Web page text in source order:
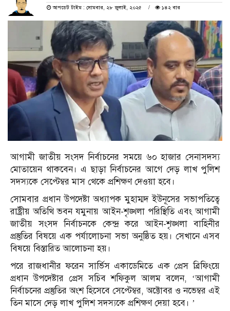
আপডেট টাইম : সোমবার, ২৮ জুলাই, ২০২৫
১৪২ বার
আগামী জাতীয় সংসদ নির্বাচনের সময়ে ৬০ হাজার সেনাসদস্য
মোতায়েন থাকবেন। এ ছাড়া নির্বাচনের আগে দেড় লাখ পুলিশ
সদস্যকে সেপ্টেম্বর মাস থেকে প্রশিক্ষণ দেওয়া হবে।
সোমবার প্রধান উপদেষ্টা অধ্যাপক মুহাম্মদ ইউনূসের সভাপতিত্বে
রাষ্ট্রীয় অতিথি ভবন যমুনায় আইন-শৃঙ্খলা পরিস্থিতি এবং আগামী
জাতীয় সংসদ নির্বাচনকে কেন্দ্র করে আইন-শৃঙ্খলা বাহিনীর
প্রস্তুতির বিষয়ে এক পর্যালোচনা সভা অনুষ্ঠিত হয়। সেখানে এসব
বিষয়ে বিস্তারিত আলোচনা হয়।
পরে রাজধানীর ফরেন সার্ভিস একাডেমিতে এক প্রেস ব্রিফিংয়ে
প্রধান উপদেষ্টার প্রেস সচিব শফিকুল আলম বলেন, ‘আগামী
নির্বাচনের প্রস্তুতির অংশ হিসেবে সেপ্টেম্বর, অক্টোবর ও নভেম্বর এই
তিন মাসে দেড় লাখ পুলিশ সদস্যকে প্রশিক্ষণ দেয়া হবে। ’